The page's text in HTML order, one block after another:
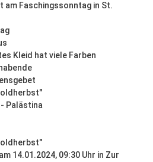
am Faschingssonntag in St.
Kleid hat viele Farben
Palästina
14.01.2024, 09:30 Uhr in Zur